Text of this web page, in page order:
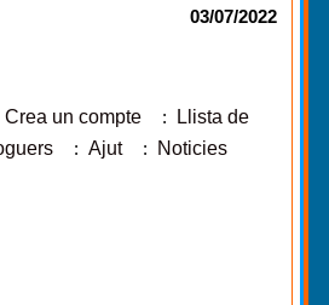
03/07/2022
Crea un compte :
Llista de
: Ajut : Noticies